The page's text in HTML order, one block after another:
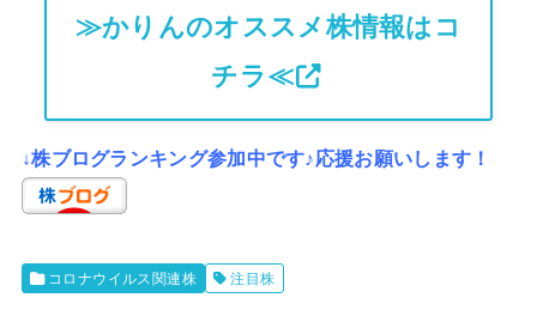
≫かりんのオススメ株情報はコ
チラ≪
↓株ブログランキング参加中です♪応援お願いします！
コロナウイルス関連株 注目株